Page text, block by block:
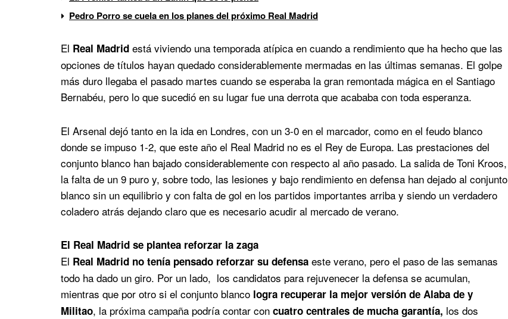
Pedro Porro se cuela en los planes del próximo Real Madrid
El Real Madrid está viviendo una temporada atípica en cuando a rendimiento que ha hecho que las
opciones de títulos hayan quedado considerablemente mermadas en las últimas semanas. El golpe
más duro llegaba el pasado martes cuando se esperaba la gran remontada mágica en el Santiago
Bernabéu, pero lo que sucedió en su lugar fue una derrota que acababa con toda esperanza.
El Arsenal dejó tanto en la ida en Londres, con un 3-0 en el marcador, como en el feudo blanco
donde se impuso 1-2, que este año el Real Madrid no es el Rey de Europa. Las prestaciones del
conjunto blanco han bajado considerablemente con respecto al año pasado. La salida de Toni Kroos,
la falta de un 9 puro y, sobre todo, las lesiones y bajo rendimiento en defensa han dejado al conjunto
blanco sin un equilibrio y con falta de gol en los partidos importantes arriba y siendo un verdadero
coladero atrás dejando claro que es necesario acudir al mercado de verano.
El Real Madrid se plantea reforzar la zaga
El Real Madrid no tenía pensado reforzar su defensa este verano, pero el paso de las semanas
todo ha dado un giro. Por un lado, los candidatos para rejuvenecer la defensa se acumulan,
mientras que por otro si el conjunto blanco logra recuperar la mejor versión de Alaba de y
Militao, la próxima campaña podría contar con cuatro centrales de mucha garantía, los dos